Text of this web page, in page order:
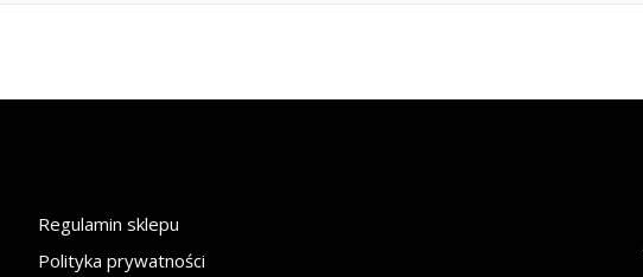
Regulamin sklepu
Polityka prywatności